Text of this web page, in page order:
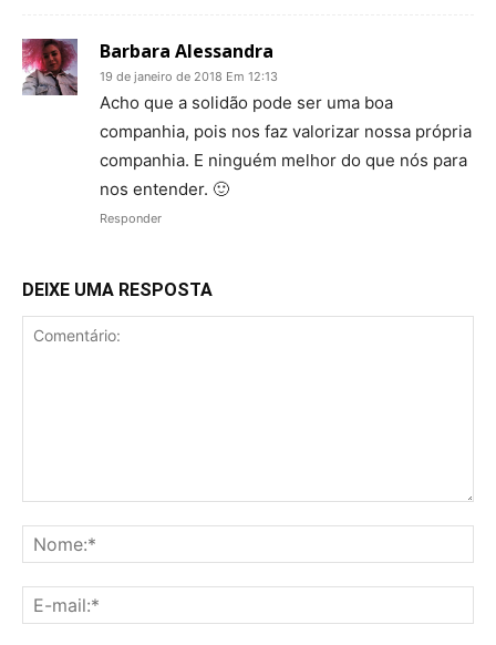
Barbara Alessandra
19 de janeiro de 2018 Em 12:13
Acho que a solidão pode ser uma boa
companhia, pois nos faz valorizar nossa própria
companhia. E ninguém melhor do que nós para
nos entender. 🙂
Responder
DEIXE UMA RESPOSTA